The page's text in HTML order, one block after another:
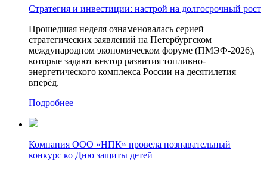
Стратегия и инвестиции: настрой на долгосрочный рост
Прошедшая неделя ознаменовалась серией
стратегических заявлений на Петербургском
международном экономическом форуме (ПМЭФ-2026),
которые задают вектор развития топливно-
энергетического комплекса России на десятилетия
вперёд.
Подробнее
Компания ООО «НПК» провела познавательный
конкурс ко Дню защиты детей